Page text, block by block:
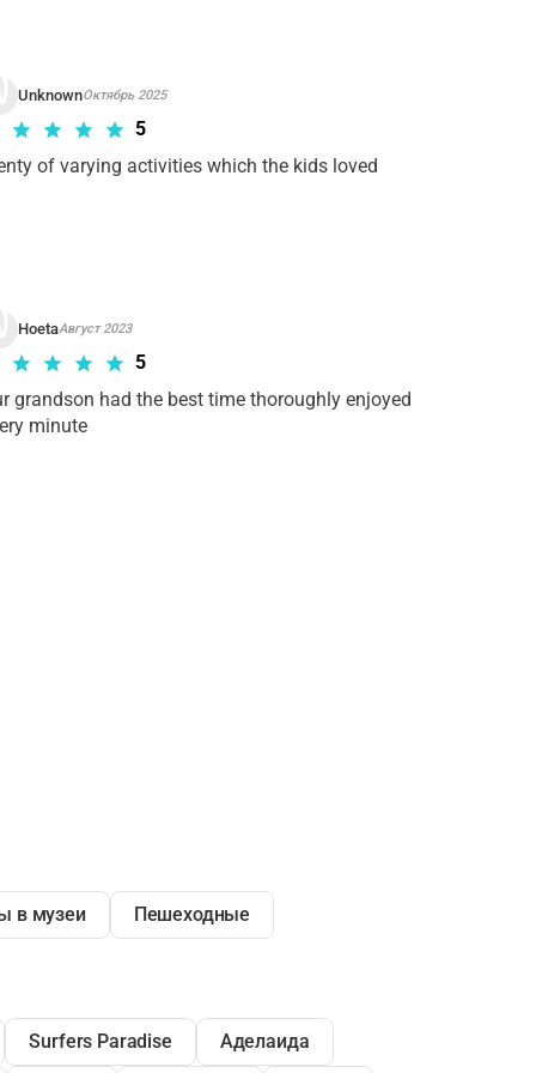
UnknownОктябрь 2025
5
of varying activities which the kids loved
HoetaАвгуст 2023
5
grandson had the best time thoroughly enjoyed
minute
в музеи Пешеходные
Surfers Paradise Аделаида